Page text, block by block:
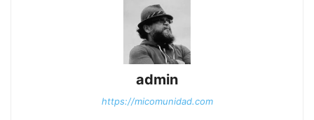
admin
https://micomunidad.com